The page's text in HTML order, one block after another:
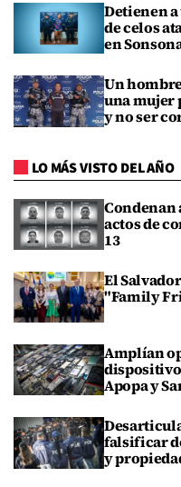
Detienen
de celos
en
Un
una mujer
y no ser
LO MÁS VISTO DEL AÑO
Condenan
actos de
13
El
"Family
Amplían
Apopa y
falsificar
y